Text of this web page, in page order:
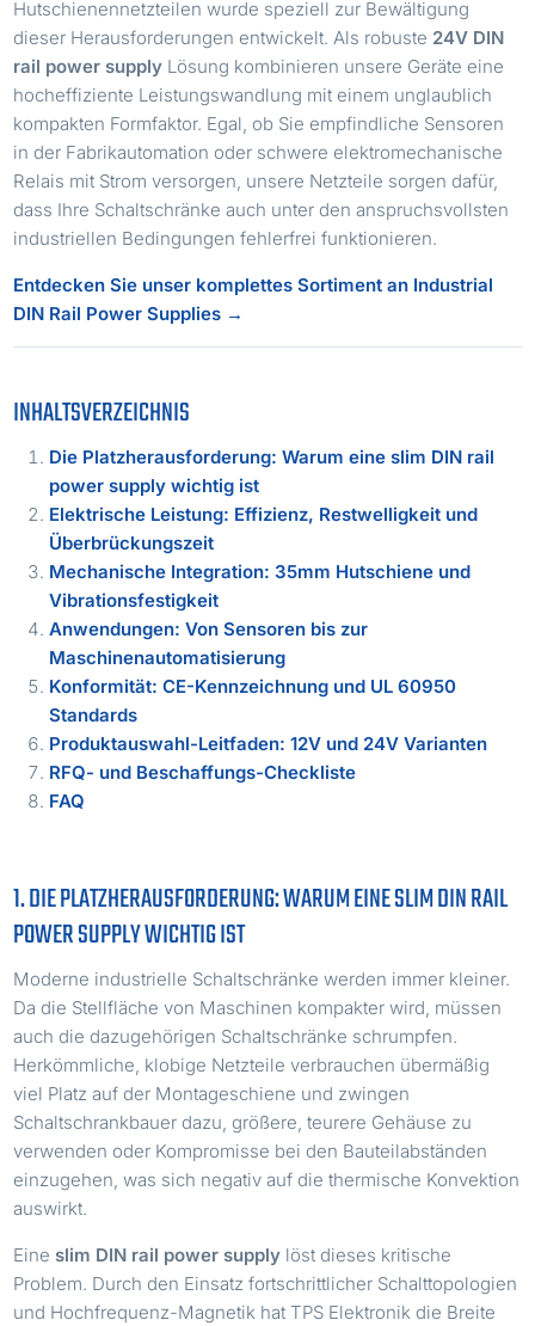
Hutschienennetzteilen wurde speziell zur Bewältigung
dieser Herausforderungen entwickelt. Als robuste 24V DIN
rail power supply Lösung kombinieren unsere Geräte eine
hocheffiziente Leistungswandlung mit einem unglaublich
kompakten Formfaktor. Egal, ob Sie empfindliche Sensoren
in der Fabrikautomation oder schwere elektromechanische
Relais mit Strom versorgen, unsere Netzteile sorgen dafür,
dass Ihre Schaltschränke auch unter den anspruchsvollsten
industriellen Bedingungen fehlerfrei funktionieren.
Entdecken Sie unser komplettes Sortiment an Industrial
DIN Rail Power Supplies →
INHALTSVERZEICHNIS
Die Platzherausforderung: Warum eine slim DIN rail
power supply wichtig ist
Elektrische Leistung: Effizienz, Restwelligkeit und
Überbrückungszeit
Mechanische Integration: 35mm Hutschiene und
Vibrationsfestigkeit
Anwendungen: Von Sensoren bis zur
Maschinenautomatisierung
Konformität: CE-Kennzeichnung und UL 60950
Standards
Produktauswahl-Leitfaden: 12V und 24V Varianten
RFQ- und Beschaffungs-Checkliste
FAQ
1. DIE PLATZHERAUSFORDERUNG: WARUM EINE SLIM DIN RAIL
POWER SUPPLY WICHTIG IST
Moderne industrielle Schaltschränke werden immer kleiner.
Da die Stellfläche von Maschinen kompakter wird, müssen
auch die dazugehörigen Schaltschränke schrumpfen.
Herkömmliche, klobige Netzteile verbrauchen übermäßig
viel Platz auf der Montageschiene und zwingen
Schaltschrankbauer dazu, größere, teurere Gehäuse zu
verwenden oder Kompromisse bei den Bauteilabständen
einzugehen, was sich negativ auf die thermische Konvektion
auswirkt.
Eine slim DIN rail power supply löst dieses kritische
Problem. Durch den Einsatz fortschrittlicher Schalttopologien
und Hochfrequenz-Magnetik hat TPS Elektronik die Breite